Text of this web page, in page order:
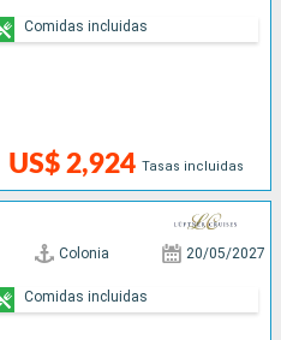
US$ 2,924 Tasas incluidas
Comidas incluidas
Colonia 20/05/2027
Comidas incluidas